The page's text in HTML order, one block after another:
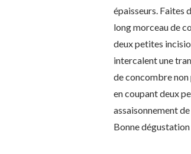
épaisseurs. Faites
long morceau de
deux petites
intercalent une
de concombre non
en coupant deux
assaisonnement
Bonne dégustation